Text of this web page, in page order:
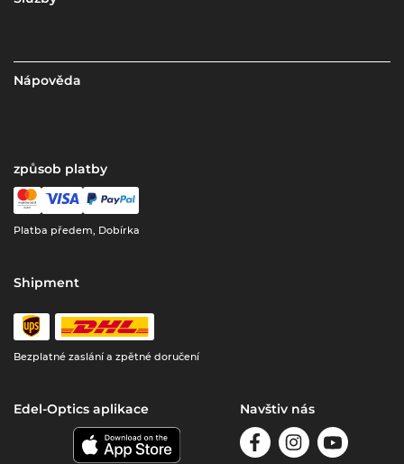
Nápověda
způsob platby
Platba předem, Dobírka
Shipment
Bezplatné zaslání a zpětné doručení
Edel-Optics aplikace Navštiv nás